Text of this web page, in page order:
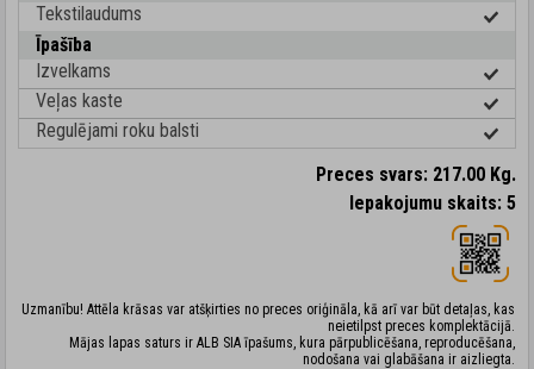
Tekstilaudums
Īpašība
Izvelkams
Veļas kaste
Regulējami roku balsti
Preces svars: 217.00 Kg.
Iepakojumu skaits: 5
Uzmanību! Attēla krāsas var atšķirties no preces oriģināla, kā arī var būt detaļas, kas
neietilpst preces komplektācijā.
Mājas lapas saturs ir ALB SIA īpašums, kura pārpublicēšana, reproducēšana,
nodošana vai glabāšana ir aizliegta.